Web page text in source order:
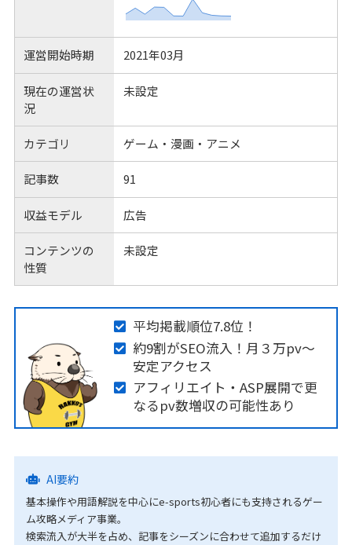
運営開始時期 2021年03月
現在の運営状
況
未設定
カテゴリ ゲーム・漫画・アニメ
記事数 91
収益モデル 広告
コンテンツの
性質
未設定
平均掲載順位7.8位！
約9割がSEO流入！月３万pv～
安定アクセス
アフィリエイト・ASP展開で更
なるpv数増収の可能性あり
AI要約
基本操作や用語解説を中心にe-sports初心者にも支持されるゲー
ム攻略メディア事業。
検索流入が大半を占め、記事をシーズンに合わせて追加するだけ